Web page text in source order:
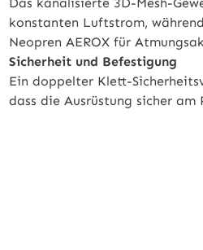
konstanten Luftstrom,
Neopren AEROX für
Sicherheit und Befestigung
Ein doppelter Klett-
dass die Ausrüstung sicher